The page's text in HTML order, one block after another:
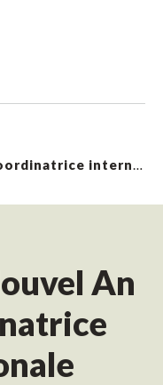
Message de Nouvel An de la coordinatrice internationale
An